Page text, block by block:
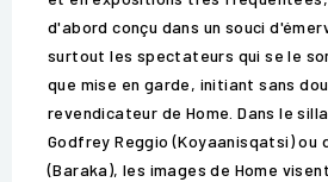
d'abord conçu dans un souci
surtout les spectateurs qui se le
que mise en garde, initiant sans
revendicateur de Home. Dans le
Godfrey Reggio (Koyaanisqatsi) ou
(Baraka), les images de Home